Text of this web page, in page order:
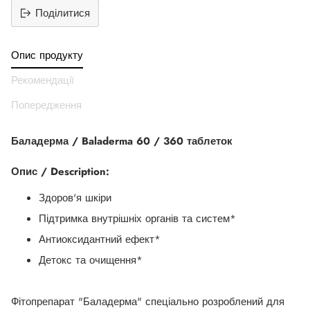
Поділитися
продукт
до
вашего
Опис продукту
Рекомендації
Попередження
Баладерма / Baladerma 60 / 360 таблеток
Опис / Description:
Здоров'я шкіри
Підтримка внутрішніх органів та систем*
Антиоксидантний ефект*
Детокс та очищення*
Фітопрепарат "Баладерма" спеціально розроблений для